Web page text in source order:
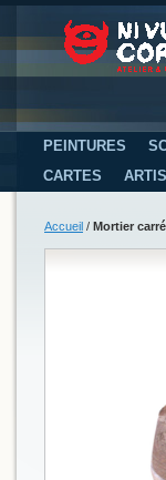
PEINTURES
CARTES
Accueil / Mortier